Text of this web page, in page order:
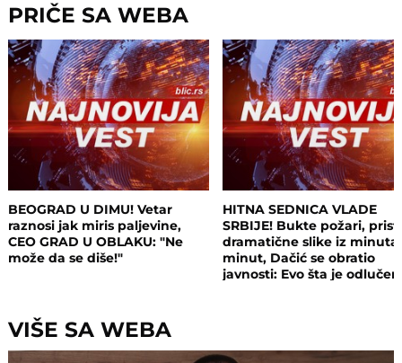
PRIČE SA WEBA
BEOGRAD U DIMU! Vetar
raznosi jak miris paljevine,
CEO GRAD U OBLAKU: "Ne
može da se diše!"
HITNA SEDNICA VLADE
SRBIJE! Bukte požari,
dramatične slike iz minuta
minut, Dačić se obratio
javnosti: Evo šta je
VIŠE SA WEBA